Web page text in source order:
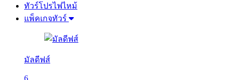
ทัวร์โปรไฟไหม้
แพ็คเกจทัวร์
มัลดีฟส์
6